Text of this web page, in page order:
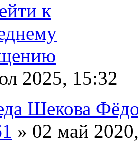
2025, 15:32
Шекова
» 02 май